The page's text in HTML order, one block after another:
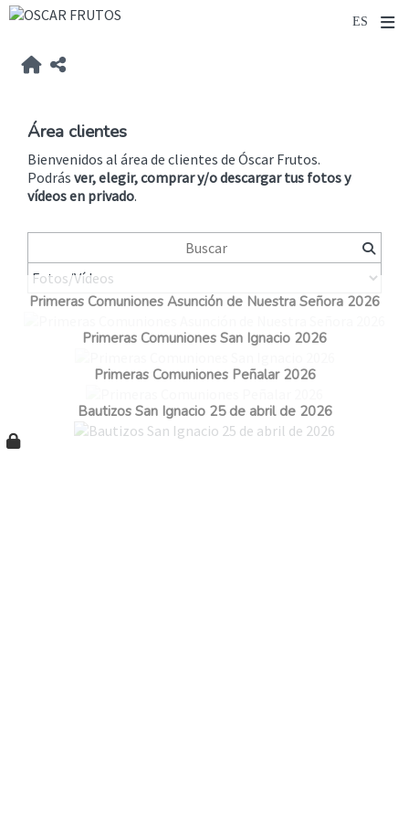
Área clientes
Bienvenidos al área de clientes de Óscar Frutos.
Podrás ver, elegir, comprar y/o descargar tus fotos y
vídeosen privado.
Primeras Comuniones Asunción de Nuestra Señora 2026
Primeras Comuniones San Ignacio 2026
Primeras Comuniones Peñalar 2026
Bautizos San Ignacio 25 de abril de 2026